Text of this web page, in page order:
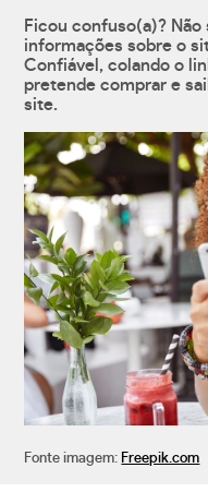
Ficou confuso(a)?
informações sobre o
Confiável, colando o
pretende comprar e
site.
Fonte imagem: Freepik.com